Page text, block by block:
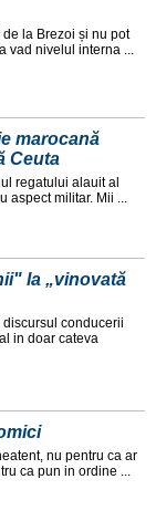
la Brezoi și nu pot
vad nivelul interna ...
marocană
Ceuta
regatului alauit al
aspect militar. Mii ...
la „vinovată
conducerii
in doar cateva
nu pentru ca ar
ca pun in ordine ...